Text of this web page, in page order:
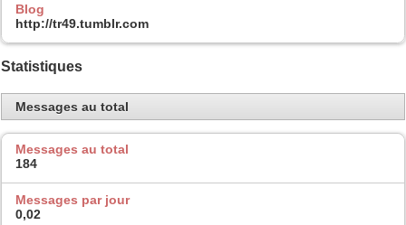
Blog
http://tr49.tumblr.com
Statistiques
Messages au total
Messages au total
184
Messages par jour
0,02